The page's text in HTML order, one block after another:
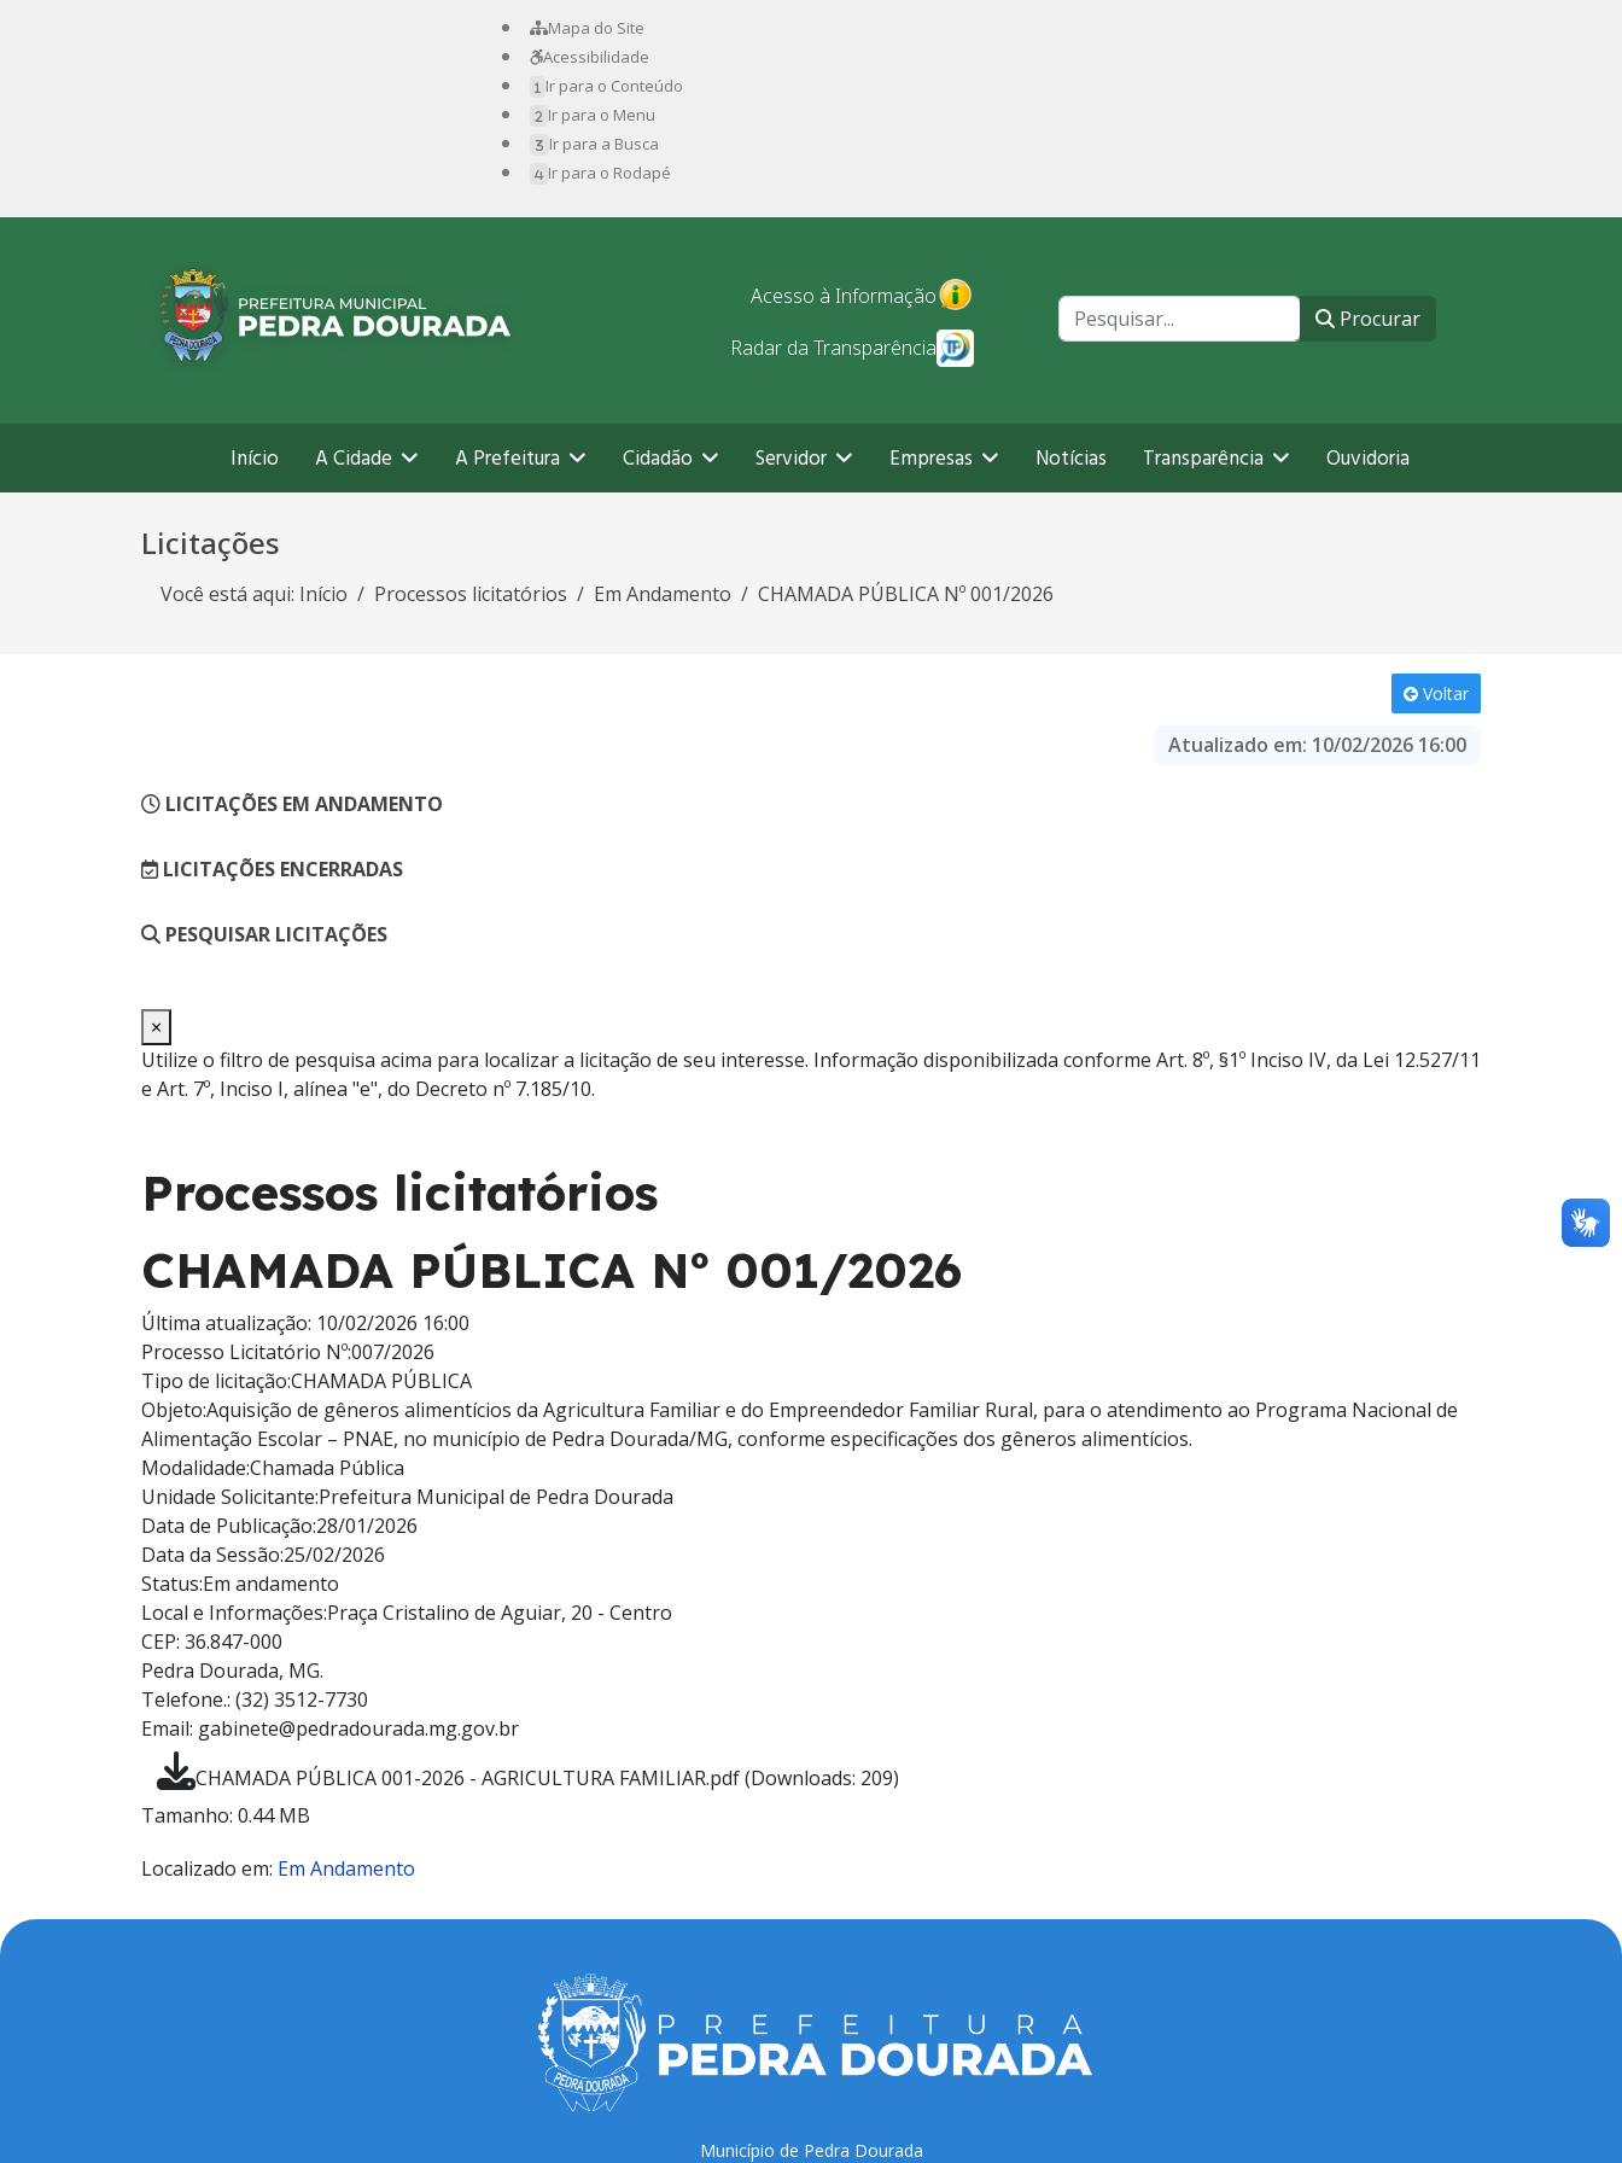
Mapa do Site
Acessibilidade
Ir para o Conteúdo
Ir para o Menu
Ir para a Busca
Ir para o Rodapé
Acesso à Informação
Radar da Transparência
Procurar
Início A Cidade A Prefeitura Cidadão Servidor Empresas Notícias Transparência Ouvidoria
Licitações
Você está aqui: Início Processos licitatórios Em Andamento CHAMADA PÚBLICA Nº 001/2026
Voltar
Atualizado em: 10/02/2026 16:00
LICITAÇÕES EM ANDAMENTO
LICITAÇÕES ENCERRADAS
PESQUISAR LICITAÇÕES
×
Utilize o filtro de pesquisa acima para localizar a licitação de seu interesse. Informação disponibilizada conforme Art. 8º, §1º Inciso IV, da Lei 12.527/11
e Art. 7º, Inciso I, alínea "e", do Decreto nº 7.185/10.
Processos licitatórios
CHAMADA PÚBLICA Nº 001/2026
Última atualização: 10/02/2026 16:00
Processo Licitatório Nº:007/2026
Tipo de licitação:CHAMADA PÚBLICA
Objeto:Aquisição de gêneros alimentícios da Agricultura Familiar e do Empreendedor Familiar Rural, para o atendimento ao Programa Nacional de
Alimentação Escolar – PNAE, no município de Pedra Dourada/MG, conforme especificações dos gêneros alimentícios.
Modalidade:Chamada Pública
Unidade Solicitante:Prefeitura Municipal de Pedra Dourada
Data de Publicação:28/01/2026
Data da Sessão:25/02/2026
Status:Em andamento
Local e Informações:Praça Cristalino de Aguiar, 20 - Centro
CEP: 36.847-000
Pedra Dourada, MG.
Telefone.: (32) 3512-7730
Email: gabinete@pedradourada.mg.gov.br
CHAMADA PÚBLICA 001-2026 - AGRICULTURA FAMILIAR.pdf (Downloads: 209)
Tamanho: 0.44 MB
Localizado em: Em Andamento
Município de Pedra Dourada